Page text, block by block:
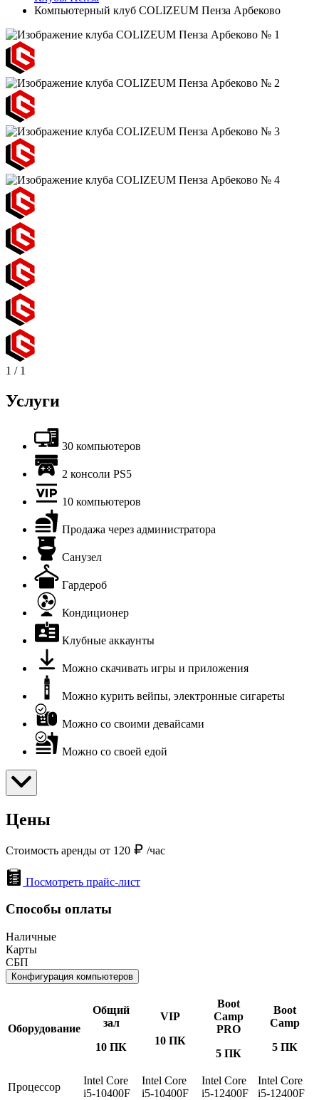
Компьютерный клуб COLIZEUM Пенза Арбеково
1 / 1
Услуги
30 компьютеров
2 консоли PS5
10 компьютеров
Продажа через администратора
Санузел
Гардероб
Кондиционер
Клубные аккаунты
Можно скачивать игры и приложения
Можно курить вейпы, электронные сигареты
Можно со своими девайсами
Можно со своей едой
Цены
Стоимость аренды от 120 /час
Посмотреть прайс-лист
Способы оплаты
Наличные
Карты
СБП
Конфигурация компьютеров
Оборудование
Общий
зал
10 ПК
VIP
10 ПК
Boot
Camp
PRO
5 ПК
Boot
Camp
5 ПК
Процессор
Intel Core
i5-10400F
Intel Core
i5-10400F
Intel Core
i5-12400F
Intel Core
i5-12400F